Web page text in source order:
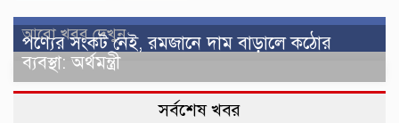
আরো খবর দেখুন
পণ্যের সংকট নেই, রমজানে দাম বাড়ালে কঠোর
ব্যবস্থা: অর্থমন্ত্রী
সর্বশেষ খবর